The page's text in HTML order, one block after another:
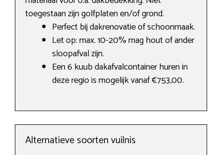
toegestaan zijn golfplaten en/of grond.
Perfect bij dakrenovatie of schoonmaak.
Let op: max. 10-20% mag hout of ander
sloopafval zijn.
Een 6 kuub dakafvalcontainer huren in
deze regio is mogelijk vanaf €753,00.
Alternatieve soorten vuilnis